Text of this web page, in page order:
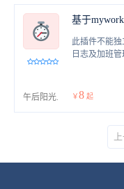
午后阳光.
基于
此插件不能
日志及加班
计、成员缺陷
￥8 起